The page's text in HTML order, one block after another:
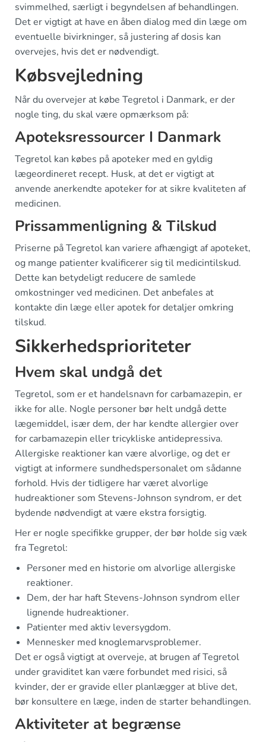
svimmelhed, særligt i begyndelsen af behandlingen.
Det er vigtigt at have en åben dialog med din læge om
eventuelle bivirkninger, så justering af dosis kan
overvejes, hvis det er nødvendigt.
Købsvejledning
Når du overvejer at købe Tegretol i Danmark, er der
nogle ting, du skal være opmærksom på:
Apoteksressourcer I Danmark
Tegretol kan købes på apoteker med en gyldig
lægeordineret recept. Husk, at det er vigtigt at
anvende anerkendte apoteker for at sikre kvaliteten af
medicinen.
Prissammenligning & Tilskud
Priserne på Tegretol kan variere afhængigt af apoteket,
og mange patienter kvalificerer sig til medicintilskud.
Dette kan betydeligt reducere de samlede
omkostninger ved medicinen. Det anbefales at
kontakte din læge eller apotek for detaljer omkring
tilskud.
Sikkerhedsprioriteter
Hvem skal undgå det
Tegretol, som er et handelsnavn for carbamazepin, er
ikke for alle. Nogle personer bør helt undgå dette
lægemiddel, især dem, der har kendte allergier over
for carbamazepin eller tricykliske antidepressiva.
Allergiske reaktioner kan være alvorlige, og det er
vigtigt at informere sundhedspersonalet om sådanne
forhold. Hvis der tidligere har været alvorlige
hudreaktioner som Stevens-Johnson syndrom, er det
bydende nødvendigt at være ekstra forsigtig.
Her er nogle specifikke grupper, der bør holde sig væk
fra Tegretol:
Personer med en historie om alvorlige allergiske
reaktioner.
Dem, der har haft Stevens-Johnson syndrom eller
lignende hudreaktioner.
Patienter med aktiv leversygdom.
Mennesker med knoglemarvsproblemer.
Det er også vigtigt at overveje, at brugen af Tegretol
under graviditet kan være forbundet med risici, så
kvinder, der er gravide eller planlægger at blive det,
bør konsultere en læge, inden de starter behandlingen.
Aktiviteter at begrænse